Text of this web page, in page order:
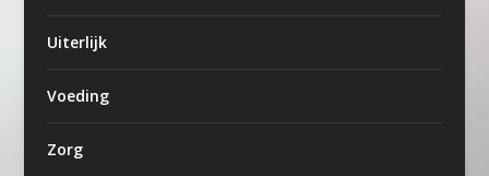
Uiterlijk
Voeding
Zorg